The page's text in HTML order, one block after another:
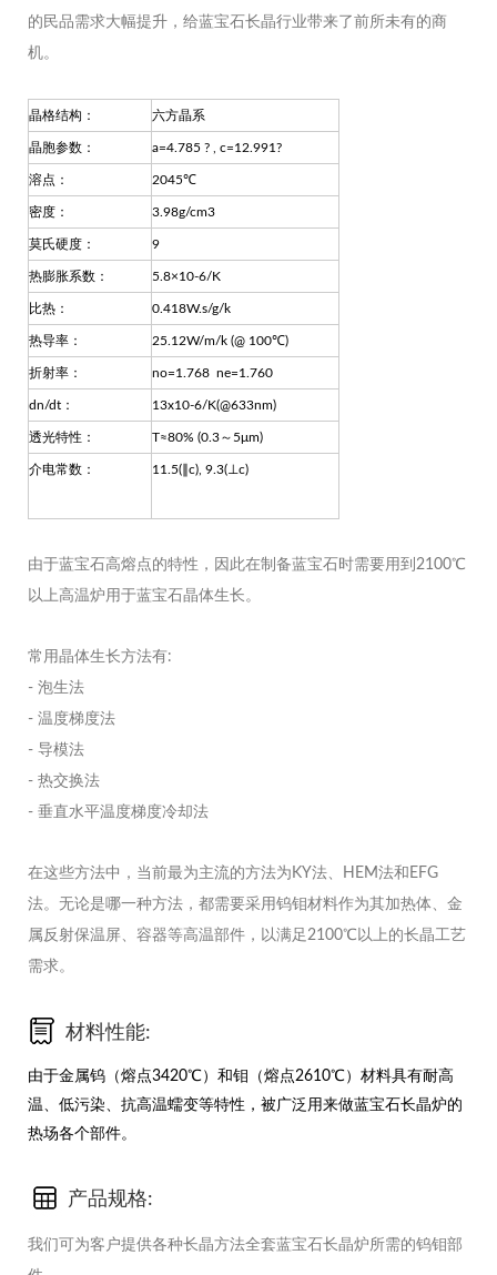
的民品需求大幅提升，给蓝宝石长晶行业带来了前所未有的商
机。
晶格结构： 六方晶系
晶胞参数： a=4.785 ? , c=12.991?
溶点： 2045℃
密度： 3.98g/cm3
莫氏硬度： 9
热膨胀系数： 5.8×10-6/K
比热： 0.418W.s/g/k
热导率： 25.12W/m/k (@ 100℃)
折射率： no=1.768 ne=1.760
dn/dt： 13x10-6/K(@633nm)
透光特性： T≈80% (0.3～5μm)
介电常数： 11.5(∥c), 9.3(⊥c)
由于蓝宝石高熔点的特性，因此在制备蓝宝石时需要用到2100℃
以上高温炉用于蓝宝石晶体生长。
常用晶体生长方法有:
- 泡生法
- 温度梯度法
- 导模法
- 热交换法
- 垂直水平温度梯度冷却法
在这些方法中，当前最为主流的方法为KY法、HEM法和EFG
法。无论是哪一种方法，都需要采用钨钼材料作为其加热体、金
属反射保温屏、容器等高温部件，以满足2100℃以上的长晶工艺
需求。
材料性能:
由于金属钨（熔点3420℃）和钼（熔点2610℃）材料具有耐高
温、低污染、抗高温蠕变等特性，被广泛用来做蓝宝石长晶炉的
热场各个部件。
产品规格:
我们可为客户提供各种长晶方法全套蓝宝石长晶炉所需的钨钼部